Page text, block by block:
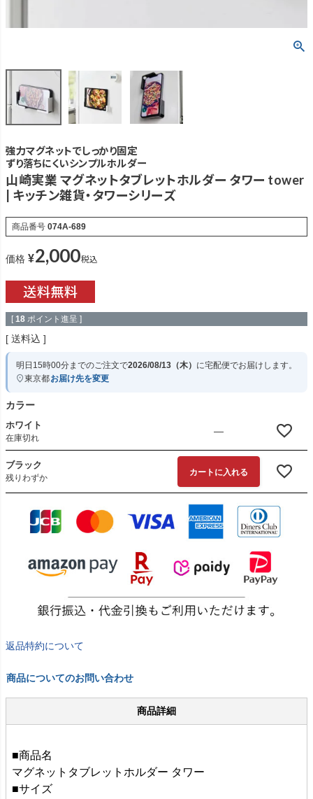
強力マグネットでしっかり固定
ずり落ちにくいシンプルホルダー
山崎実業 マグネットタブレットホルダー タワー tower
| キッチン雑貨・タワーシリーズ
商品番号 074A-689
価格 ¥2,000税込
[ 18 ポイント進呈 ]
送料込
明日 15時00分までのご注文で2026/08/13（木） に宅配便でお届けします。
東京都お届け先を変更
カラー
ホワイト
在庫切れ
—
ブラック
残りわずか
カートに入れる
返品特約について
商品についてのお問い合わせ
商品詳細
■商品名
マグネットタブレットホルダー タワー
■サイズ